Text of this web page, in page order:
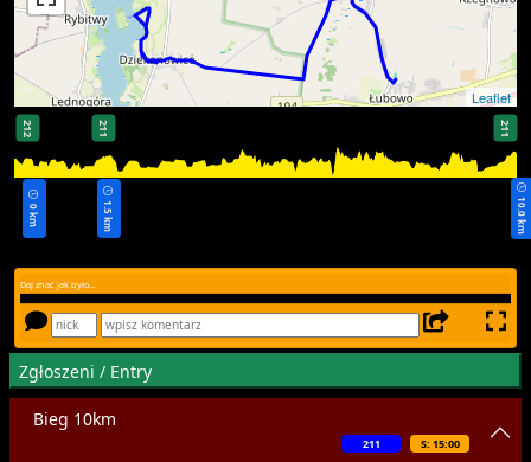
Leaflet
0 km
212 211
1.5 km
211
10.0 km
Daj znać jak było...
Zgłoszeni / Entry
Bieg 10km
S: 15:00
211